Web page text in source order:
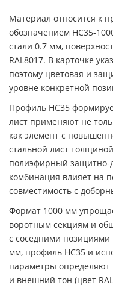
Материал относится к
обозначением НС35-
стали 0.7 мм,
RAL8017. В карточке
поэтому цветовая и
уровне конкретной
Профиль НС35
лист применяют не
как элемент с
стальной лист
полиэфирный защитно-
комбинация влияет на
совместимость с
Формат 1000 мм
воротным секциям и
с соседними
мм, профиль НС35 и
параметры определяют
и внешний тон (цвет